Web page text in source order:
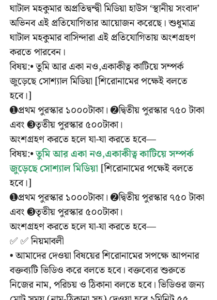
ঘাটাল মহকুমার অপ্রতিদ্বন্দ্বী মিডিয়া হাউস ‘স্থানীয় সংবাদ’
অভিনব এই প্রতিযোগিতার আয়োজন করেছে। শুধুমাত্র
ঘাটাল মহকুমার বাসিন্দারা এই প্রতিযোগিতায় অংশগ্রহণ
করতে পারবেন।
বিষয়:• তুমি আর একা নও,একাকীত্ব কাটিয়ে সম্পর্ক
জুড়েছে সোশ্যাল মিডিয়া [শিরোনামের পক্ষেই বলতে
হবে।]
➊প্রথম পুরস্কার ১০০০টাকা। ➋দ্বিতীয় পুরস্কার ৭৫০ টাকা
এবং ➌তৃতীয় পুরস্কার ৫০০টাকা।
অংশগ্রহণ করতে হলে যা-যা করতে হবে—
বিষয়:•তুমি আর একা নও,একাকীত্ব কাটিয়ে সম্পর্ক
জুড়েছে সোশ্যাল মিডিয়া [শিরোনামের পক্ষেই বলতে
হবে।]
➊প্রথম পুরস্কার ১০০০টাকা। ➋দ্বিতীয় পুরস্কার ৭৫০ টাকা
এবং ➌তৃতীয় পুরস্কার ৫০০টাকা।
অংশগ্রহণ করতে হলে যা-যা করতে হবে—
✅ ✅ নিয়মাবলী
• আমাদের দেওয়া বিষয়ের শিরোনামের সপক্ষে আপনার
বক্তব্যটি ভিডিও করে বলতে হবে। বক্তব্যের শুরুতে
নিজের নাম, পরিচয় ও ঠিকানা বলতে হবে। ভিডিওর জন্য